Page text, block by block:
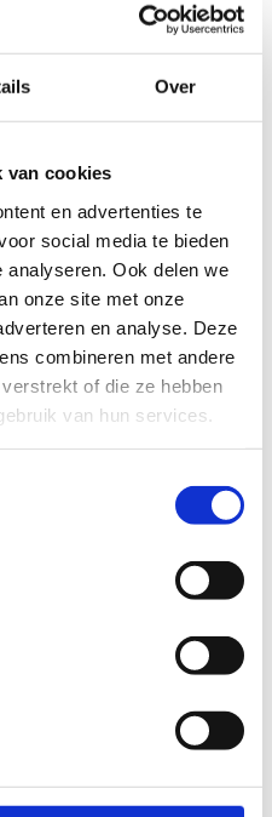
Over
van cookies
en advertenties te
social media te bieden
Ook delen we
onze site met onze
en analyse. Deze
combineren met andere
of die ze hebben
van hun services.
jij je geen zorgen over
in de puntjes. It’s party